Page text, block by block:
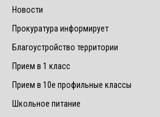
Новости
Прокуратура информирует
Благоустройство территории
Прием в 1 класс
Прием в 10е профильные классы
Школьное питание